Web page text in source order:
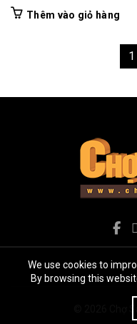
gốc
hiện
Thêm vào giỏ hàng
1
Chợ
We use cookies to
By browsing this